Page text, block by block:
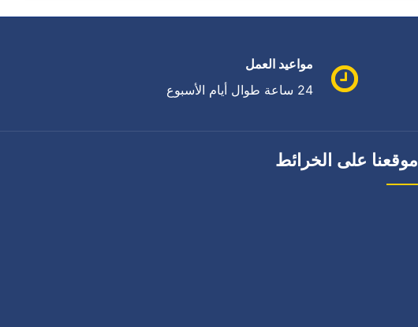
مواعيد العمل
24 ساعة طوال أيام الأسبوع
موقعنا على الخرائط